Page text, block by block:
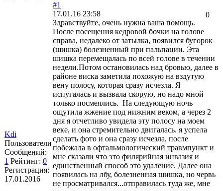
Kdi
Пользователи
Сообщений:
1 Рейтинг: 0
Регистрация:
17.01.2016
#1
0
17.01.16 23:58
Здравствуйте, очень нужна ваша помощь.
После посещения кедровой бочки на голове
справа, недалеко от затылка, появился бугорок
(шишка) болезненный при пальпации. Эта
шишка перемещалась по всей голове в течении
недели.Потом остановилась над бровью, далее в
районе виска заметила похожую на вздутую
вену полосу, которая сразу исчезла. Я
испугалась и вызвала скорую, но надо мной
только посмеялись. На следующую ночь
ощутила жжение под нижним веком, а через 2
дня я отчетливо увидела эту полосу на моем
веке, и она стремительно двигалась. я успела
сделать фото и она сразу исчезла, после
побежала в офтальмологический травмпункт и
мне сказали что это филярийная инвазия и
единственный способ это удаление. Далее она
появилась на лбу, болезненная шишка, но червь
не просматривался...отправилась туда же, мне